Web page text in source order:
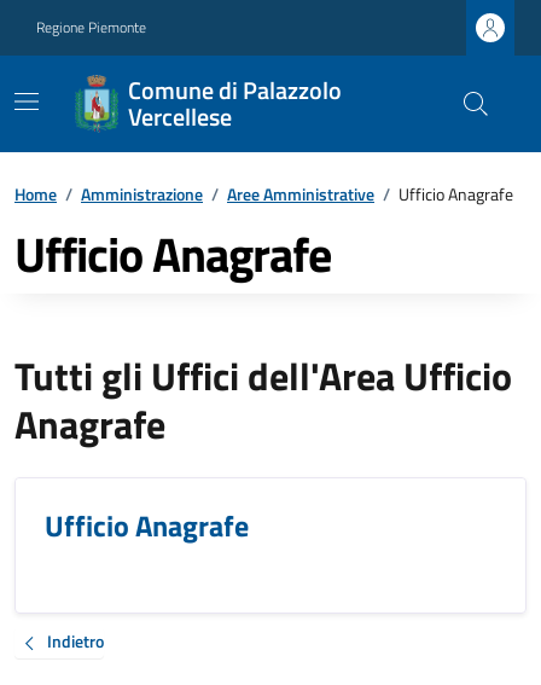
Regione Piemonte
Comune di Palazzolo
Vercellese
Home / Amministrazione / Aree Amministrative / Ufficio Anagrafe
Ufficio Anagrafe
Tutti gli Uffici dell'Area Ufficio
Anagrafe
Ufficio Anagrafe
Indietro